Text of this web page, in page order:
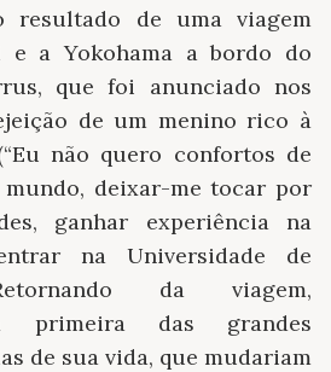
resultado de uma viagem
e a Yokohama a bordo do
que foi anunciado nos
de um menino rico à
não quero confortos de
deixar-me tocar por
ganhar experiência na
na Universidade de
da viagem,
primeira das grandes
de sua vida, que mudariam